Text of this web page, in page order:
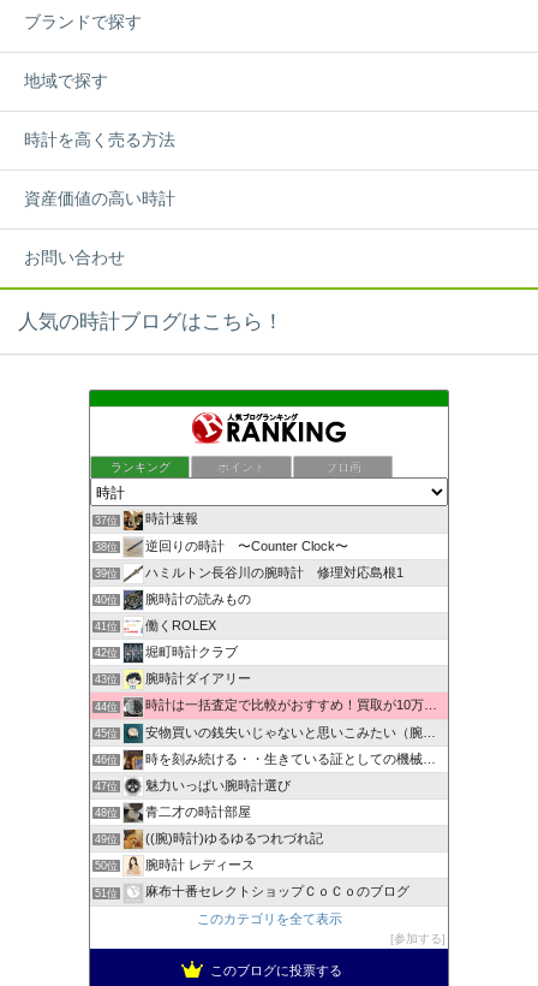
ブランドで探す
地域で探す
時計を高く売る方法
資産価値の高い時計
お問い合わせ
人気の時計ブログはこちら！
ランキング ポイント ブロ画
37位 時計速報
38位 逆回りの時計 〜Counter Clock〜
39位 ハミルトン長谷川の腕時計 修理対応島根1
40位 腕時計の読みもの
41位 働くROLEX
42位 堀町時計クラブ
43位 腕時計ダイアリー
44位 時計は一括査定で比較がおすすめ！買取が10万以上違うことも！
45位 安物買いの銭失いじゃないと思いこみたい（腕時計編）
46位 時を刻み続ける・・生きている証としての機械式時計
47位 魅力いっぱい腕時計選び
48位 青二才の時計部屋
49位 ((腕)時計)ゆるゆるつれづれ記
50位 腕時計 レディース
51位
麻布十番セレクトショップＣｏＣｏのブログ
このカテゴリを全て表示
参加する
このブログに投票する